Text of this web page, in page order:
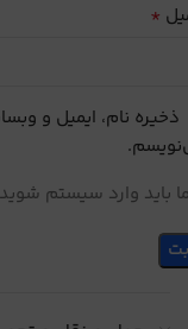
*
ذخیره نام، ایمیل و
باید وارد سیستم